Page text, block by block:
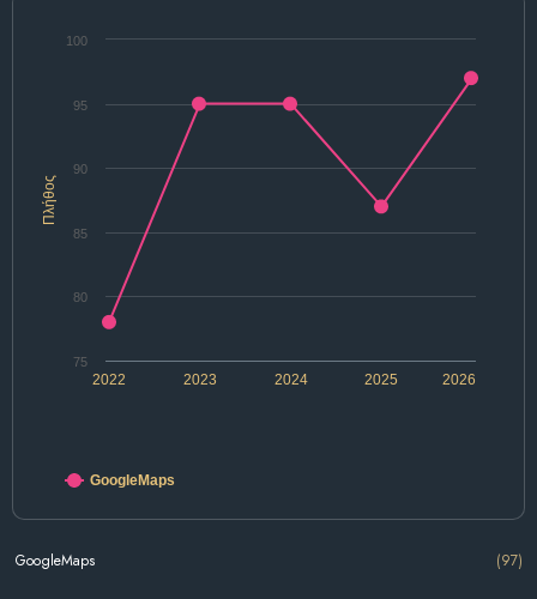
Πλήθος
2022 2024 2026
2023 2025
75
80
85
90
95
100
GoogleMaps
GoogleMaps (97)